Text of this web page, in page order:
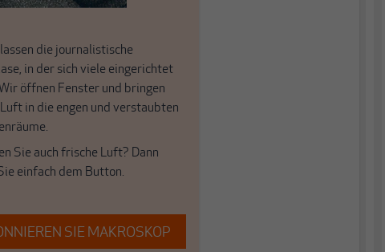
die journalistische
in der sich viele eingerichtet
öffnen Fenster und bringen
in die engen und verstaubten
Sie auch frische Luft? Dann
einfach dem Button.
SIE MAKROSKOP